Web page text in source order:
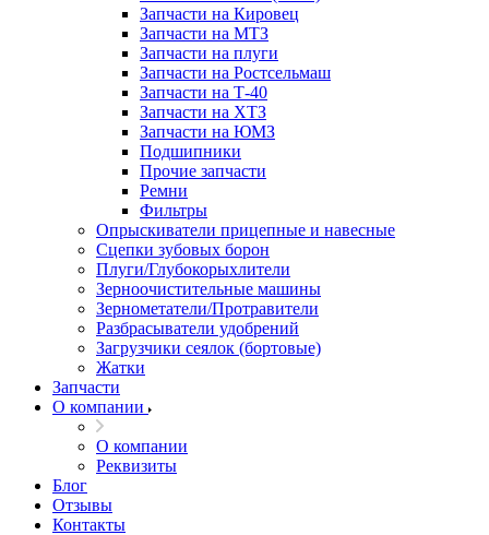
Запчасти на Кировец
Запчасти на МТЗ
Запчасти на плуги
Запчасти на Ростсельмаш
Запчасти на Т-40
Запчасти на ХТЗ
Запчасти на ЮМЗ
Подшипники
Прочие запчасти
Ремни
Фильтры
Опрыскиватели прицепные и навесные
Сцепки зубовых борон
Плуги/Глубокорыхлители
Зерноочистительные машины
Зернометатели/Протравители
Разбрасыватели удобрений
Загрузчики сеялок (бортовые)
Жатки
Запчасти
О компании
О компании
Реквизиты
Блог
Отзывы
Контакты